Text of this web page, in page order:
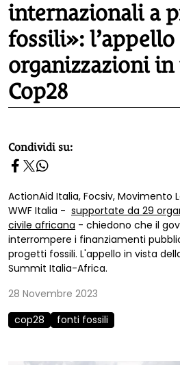
internazionali a
fossili»: l’appello
organizzazioni in
Cop28
homepage h2
Condividi su:
ActionAid Italia, Focsiv, Movimento
WWF Italia - supportate da 29
civile africana - chiedono che il
interrompere i finanziamenti
progetti fossili. L'appello in vista
Summit Italia-Africa.
28 Novembre 2023
cop28
fonti fossili